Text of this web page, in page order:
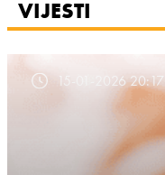
VIJESTI
15-01-2026 20:17